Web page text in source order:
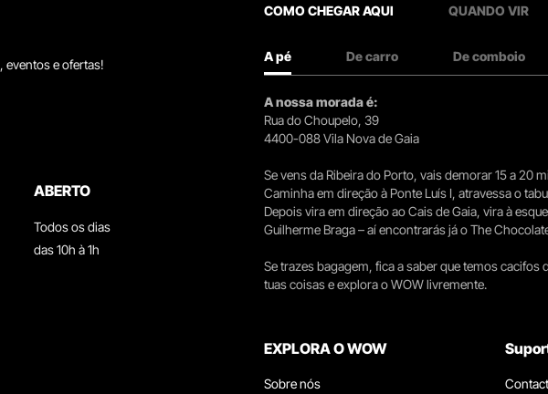
eventos e ofertas!
ABERTO
Todos os dias
das 10h à 1h
COMO CHEGAR AQUI QUANDO VIR
A pé De carro De comboio
A nossa morada é:
Rua do Choupelo, 39
4400-088 Vila Nova de Gaia
Se vens da Ribeira do Porto, vais demorar 15 a 20
Caminha em direção à Ponte Luís I, atravessa o
Depois vira em direção ao Cais de Gaia, vira à
Guilherme Braga – aí encontrarás já o The
Se trazes bagagem, fica a saber que temos
tuas coisas e explora o WOW livremente.
EXPLORA O WOW
Sobre nós